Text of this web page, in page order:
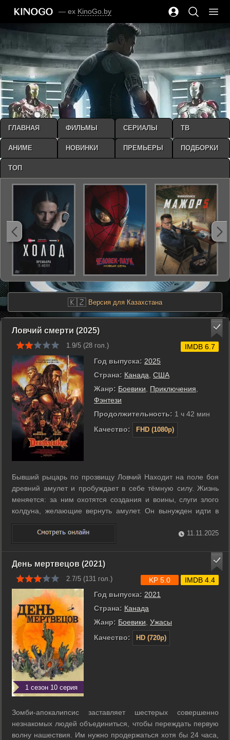
— ex KinoGo.by
🇰🇿 Версия для Казахстана
Ловчий смерти (2025)
1.9/5 (28 гол.)
Год выпуска: 2025
Страна: Канада США
Жанр: Боевики Приключения
Фэнтези
Продолжительность: 1 ч 42 мин
Качество:
FHD (1080p)
IMDB 6.7
Бывший рыцарь по прозвищу Ловчий Находит на поле боя
древний амулет и пробуждает в себе тёмную силу. Жизнь
меняется: за ним охотятся создания и воины, слуги злого
колдуна, желающие вернуть амулет. Он вынужден идти в
путь сквозь земли, наполненные опасностью и магией,
сражаться с чудовищами и искать союзников. Каждая битва
приближает его к ...
11.11.2025
День мертвецов (2021)
2.7/5 (131 гол.)
1 сезон 10 серия
Год выпуска: 2021
Страна: Канада
Жанр: Боевики, Ужасы
Качество:
HD (720p)
KP 5.0 IMDB 4.4
Зомби-апокалипсис заставляет шестерых совершенно
незнакомых людей объединиться, чтобы переждать первую
волну нашествия. Им нужно продержаться хотя бы 24 часа,
ГЛАВНАЯ ФИЛЬМЫ СЕРИАЛЫ ТВ
АНИМЕ НОВИНКИ ПРЕМЬЕРЫ ПОДБОРКИ
ТОП